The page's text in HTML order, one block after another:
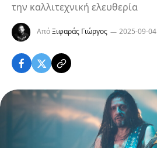
την καλλιτεχνική ελευθερία
ΑπόΞιφαράς Γιώργος 2025-09-04